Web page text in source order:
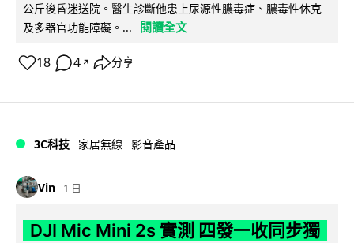
公斤後昏迷送院。醫生診斷他患上尿源性膿毒症、膿毒性休克
及多器官功能障礙。...
閱讀全文
18 4 ↗ 分享
3C科技 家居無線 影音產品
Vin 1 日
DJI Mic Mini 2s 實測 四發一收同步獨